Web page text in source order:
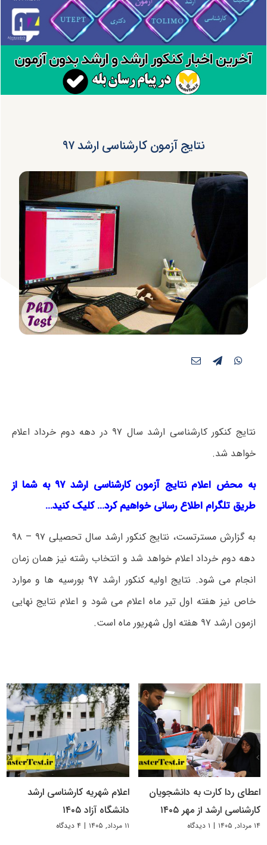
نتایج آزمون کارشناسی ارشد ۹۷
نتایج کنکور کارشناسی ارشد سال ۹۷ در دهه دوم خرداد اعلام
خواهد شد.
به محض اعلام نتایج آزمون کارشناسی ارشد ۹۷ به شما از
طریق تلگرام اطلاع رسانی خواهیم کرد… کلیک کنید…
به گزارش مسترتست، نتایج کنکور ارشد سال تحصیلی ۹۷ – ۹۸
دهه دوم خرداد اعلام خواهد شد و انتخاب رشته نیز همان زمان
انجام می شود. نتایج اولیه کنکور ارشد ۹۷ بورسیه ها و موارد
خاص نیز هفته اول تیر ماه اعلام می شود و اعلام نتایج نهایی
ازمون ارشد ۹۷ هفته اول شهریور ماه است.
اعطای ردا کارت به دانشجویان
کارشناسی ارشد از مهر ۱۴۰۵
۱۴ مرداد, ۱۴۰۵ | ۱ دیدگاه
اعلام شهریه کارشناسی ارشد
دانشگاه آزاد ۱۴۰۵
۱۱ مرداد, ۱۴۰۵ | ۴ دیدگاه